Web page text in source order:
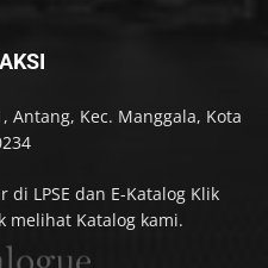
Antang, Kec. Manggala, Kota
LPSE dan E-Katalog Klik
melihat Katalog kami.